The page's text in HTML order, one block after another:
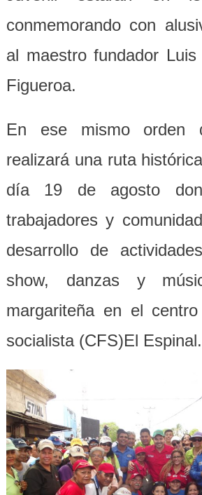
conmemorando con
al maestro fundador
Figueroa.
En ese mismo orden
realizará una ruta
día 19 de agosto
trabajadores y
desarrollo de
show, danzas y
margariteña en el
socialista (CFS)El Espinal.